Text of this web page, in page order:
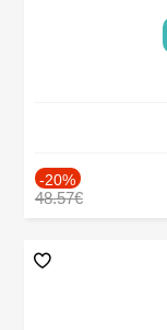
-20%
48.57€